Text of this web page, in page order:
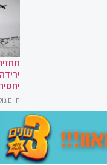
חיים